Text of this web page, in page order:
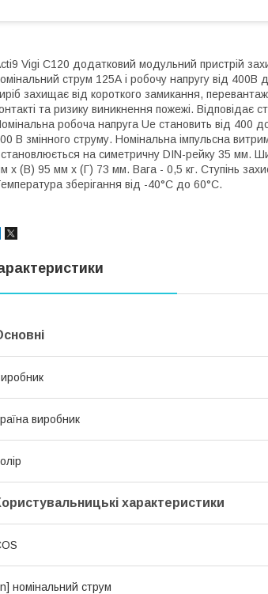
Vigi C120 додатковий модульний пристрій
струм 125А і робочу напругу від
захищає від короткого замикання,
та ризику виникнення пожежі. Відповідає
робоча напруга Ue становить від 400
В змінного струму. Номінальна імпульсна
на симетричну DIN-рейку 35 мм.
x (В) 95 мм x (Г) 73 мм. Вага - 0,5 кг. Ступінь
зберігання від -40°C до 60°C.
виробник
характеристики
номінальний струм